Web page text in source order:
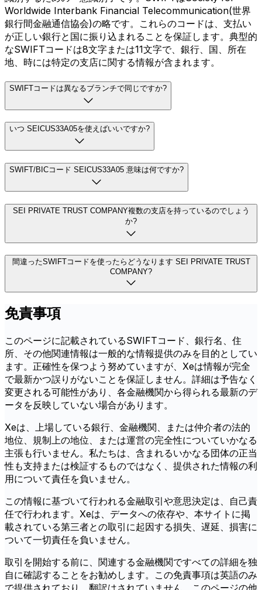
Worldwide Interbank Financial Telecommunication(世界
銀行間金融通信協会)の略です。これらのコードは、支払い
が正しい銀行と国に振り込まれることを保証します。典型的
なSWIFTコードは8文字または11文字で、銀行、国、所在
地、時には特定の支店に関する情報が含まれます。
SWIFTコードは異なるブランチで同じですか?
いつ SEICUS33A05を使えばいいですか?
SWIFT/BICコード SEICUS33A05 意味は何ですか?
SEI PRIVATE TRUST COMPANY複数の支店を持っているのでしょう
か?
間違ったSWIFTコードを使ったらどうなります SEI PRIVATE TRUST
COMPANY?
免責事項
このページに記載されているSWIFTコード、銀行名、住
所、その他関連情報は一般的な情報提供のみを目的としてい
ます。正確性を保つよう努めていますが、Xeは情報が完全
で最新かつ誤りがないことを保証しません。詳細は予告なく
変更される可能性があり、各金融機関から得られる最新のデ
ータを反映していない場合があります。
Xeは、上場している銀行、金融機関、または仲介者の法的
地位、規制上の地位、または運営の完全性についていかなる
主張も行いません。私たちは、含まれるいかなる団体の正当
性も支持または検証するものではなく、提供された情報の利
用について責任を負いません。
この情報に基づいて行われる金融取引や意思決定は、自己責
任で行われます。Xeは、データへの依存や、本サイトに掲
載されている第三者との取引に起因する損失、遅延、損害に
ついて一切責任を負いません。
取引を開始する前に、関連する金融機関ですべての詳細を独
自に確認することをお勧めします。この免責事項は英語のみ